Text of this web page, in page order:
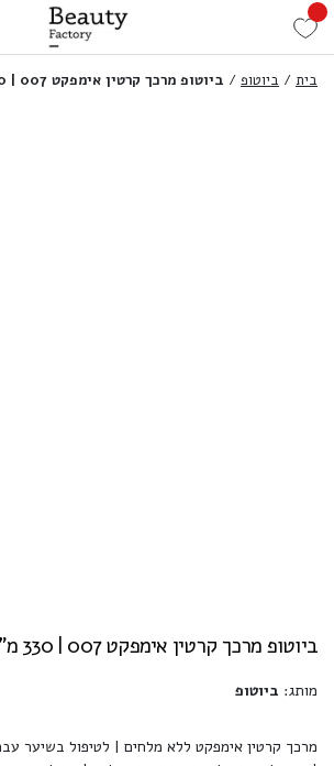
בית / ביוטופ / ביוטופ מרכך קרטין אימפקט 007 | 330 מ”ל
ביוטופ מרכך קרטין אימפקט 007 | 330 מ"ל
מותג: ביוטופ
מרכך קרטין אימפקט ללא מלחים | לטיפול בשיער